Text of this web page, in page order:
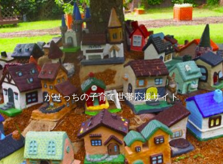
がせっちの子育て世帯応援サイト